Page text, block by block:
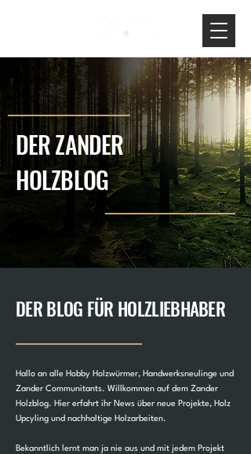
DER ZANDER
HOLZBLOG
DER BLOG FÜR HOLZLIEBHABER
Hallo an alle Hobby Holzwürmer, Handwerksneulinge und
Zander Communitants. Willkommen auf dem Zander
Holzblog. Hier erfahrt ihr News über neue Projekte, Holz
Upcyling und nachhaltige Holzarbeiten.
Bekanntlich lernt man ja nie aus und mit jedem Projekt